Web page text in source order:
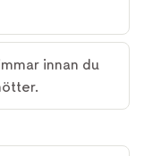
innan du